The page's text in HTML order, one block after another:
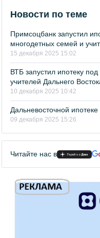
Новости по теме
Примсоцбанк запустил
многодетных семей и
15 декабря 2025 15:02
ВТБ запустил ипотеку
учителей Дальнего
10 декабря 2025 10:42
Дальневосточной
09 декабря 2025 15:26
Читайте нас в